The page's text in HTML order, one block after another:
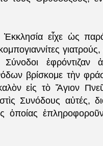
εἶχε ὡς
Σύνοδοι
βρίσκομε τὴν
εἰς τὸ Ἅγιον
Συνόδους αὐτές,
ὁποίας